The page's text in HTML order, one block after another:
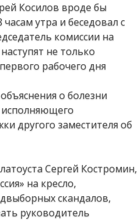
Косилов вроде бы
утра и беседовал с
комиссии на
не только
рабочего дня
о болезни
исполняющего
другого заместителя об
Сергей Костромин,
на кресло,
скандалов,
руководитель